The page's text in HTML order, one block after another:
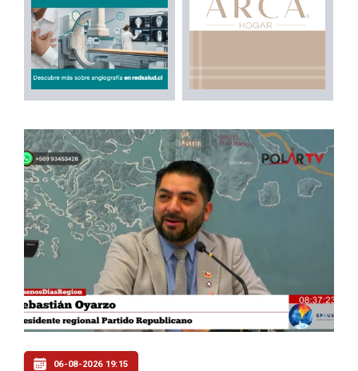
06-08-2026 19:15